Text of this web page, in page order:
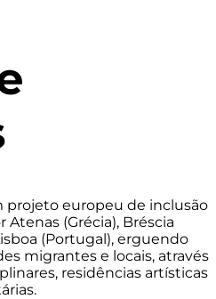
projeto europeu de inclusão
(Grécia), Bréscia
(Portugal), erguendo
migrantes e locais, através
residências artísticas